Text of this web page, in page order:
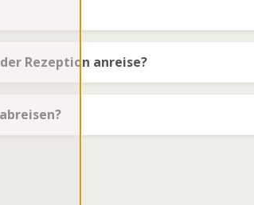
Rezeption anreise?